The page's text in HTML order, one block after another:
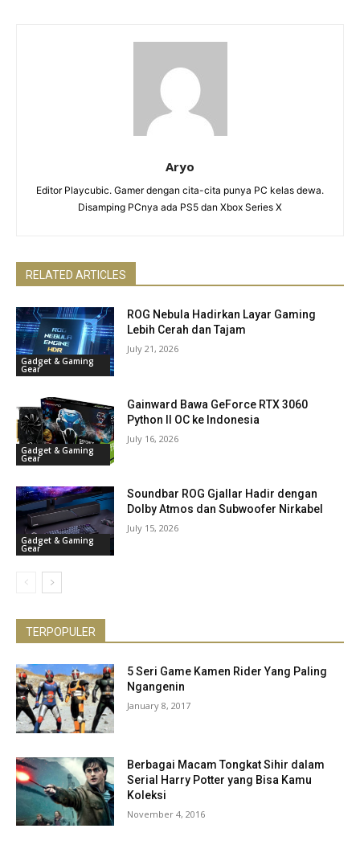
Aryo
Editor Playcubic. Gamer dengan cita-cita punya PC kelas dewa.
Disamping PCnya ada PS5 dan Xbox Series X
RELATED ARTICLES
Gadget & Gaming
Gear
ROG Nebula Hadirkan Layar Gaming
Lebih Cerah dan Tajam
July 21, 2026
Gadget & Gaming
Gear
Gainward Bawa GeForce RTX 3060
Python II OC ke Indonesia
July 16, 2026
Gadget & Gaming
Gear
Soundbar ROG Gjallar Hadir dengan
Dolby Atmos dan Subwoofer Nirkabel
July 15, 2026
TERPOPULER
5 Seri Game Kamen Rider Yang Paling
Ngangenin
January 8, 2017
Berbagai Macam Tongkat Sihir dalam
Serial Harry Potter yang Bisa Kamu
Koleksi
November 4, 2016